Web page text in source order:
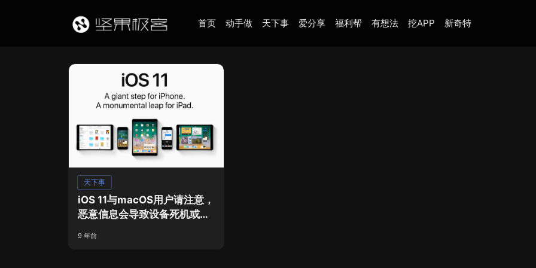
首页 动手做 天下事 爱分享 福利帮 有想法 挖APP 新奇特
天下事
iOS 11与macOS用户请注意，
恶意信息会导致设备死机或重
9 年前